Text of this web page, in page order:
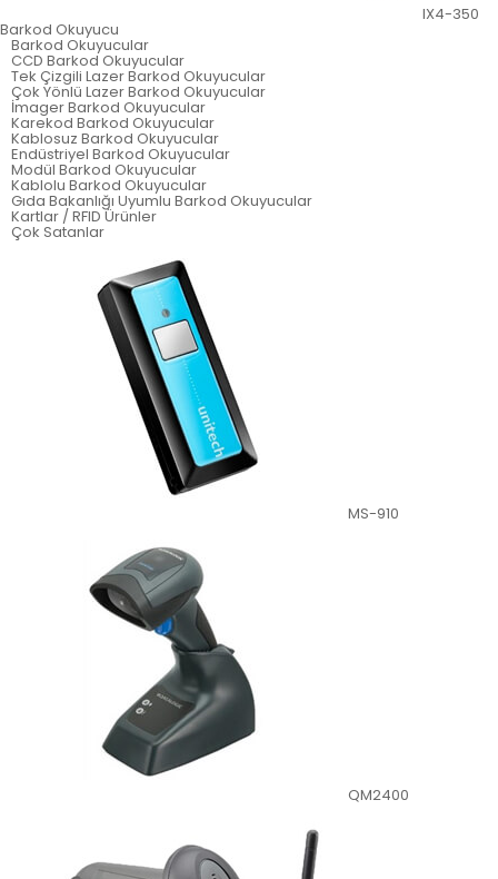
IX4-350
Barkod Okuyucu
Barkod Okuyucular
CCD Barkod Okuyucular
Tek Çizgili Lazer Barkod Okuyucular
Çok Yönlü Lazer Barkod Okuyucular
İmager Barkod Okuyucular
Karekod Barkod Okuyucular
Kablosuz Barkod Okuyucular
Endüstriyel Barkod Okuyucular
Modül Barkod Okuyucular
Kablolu Barkod Okuyucular
Gıda Bakanlığı Uyumlu Barkod Okuyucular
Kartlar / RFID Ürünler
Çok Satanlar
MS-910
QM2400